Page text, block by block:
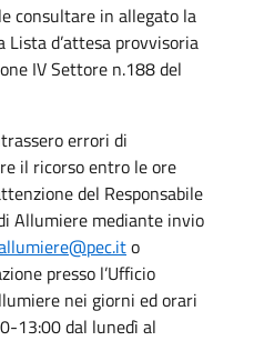
consultare in allegato la
d’attesa provvisoria
IV Settore n.188 del
errori di
il ricorso entro le ore
del Responsabile
Allumiere mediante invio
o
presso l’Ufficio
nei giorni ed orari
13:00 dal lunedì al